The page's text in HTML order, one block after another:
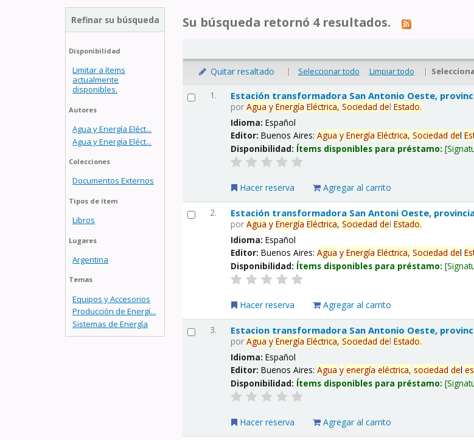
Refinar su búsqueda
Disponibilidad
Limitar a ítems
actualmente
disponibles.
Autores
Agua y Energía Eléct...
Agua y Energía Eléct...
Colecciones
Documentos Externos
Tipos de ítem
Libros
Lugares
Argentina
Temas
Equipos y Accesorios
Producción de Energí...
Sistemas de Energía
Su búsqueda retornó 4 resultados.
Quitar resaltado | Seleccionar todo Limpiar todo |
1. Estación transformadora San Antonio Oeste,
porAgua y Energía Eléctrica, Sociedad delEstado.
Idioma:Español
Editor:Buenos Aires:Agua y Energía Eléctrica, Sociedad del
Disponibilidad: Ítems disponibles para préstamo:
Hacer reserva Agregar al carrito
2. Estación transformadora San Antoni Oeste,
porAgua y Energía Eléctrica, Sociedad delEstado.
Idioma:Español
Editor:Buenos Aires:Agua y Energía Eléctrica, Sociedad del
Disponibilidad: Ítems disponibles para préstamo:
Hacer reserva Agregar al carrito
3. Estacion transformadora San Antonio Oeste,
porAgua y Energía Eléctrica, Sociedad delEstado.
Idioma:Español
Editor:Buenos Aires:Agua y energía eléctrica, sociedad del
Disponibilidad: Ítems disponibles para préstamo:
Hacer reserva Agregar al carrito